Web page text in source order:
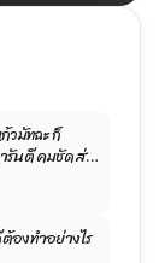
วมัทฉะ ก็
รันตี คมชัด ส่ง
ก
องทำอย่างไร